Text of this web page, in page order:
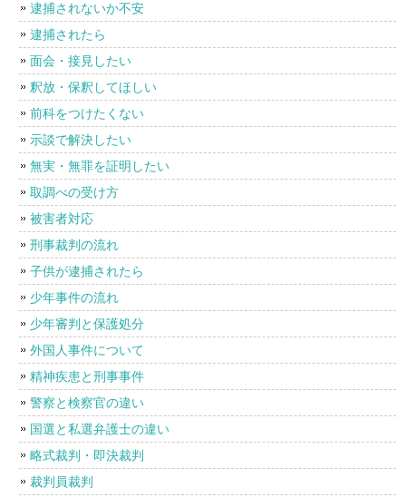
逮捕されないか不安
逮捕されたら
面会・接見したい
釈放・保釈してほしい
前科をつけたくない
示談で解決したい
無実・無罪を証明したい
取調べの受け方
被害者対応
刑事裁判の流れ
子供が逮捕されたら
少年事件の流れ
少年審判と保護処分
外国人事件について
精神疾患と刑事事件
警察と検察官の違い
国選と私選弁護士の違い
略式裁判・即決裁判
裁判員裁判